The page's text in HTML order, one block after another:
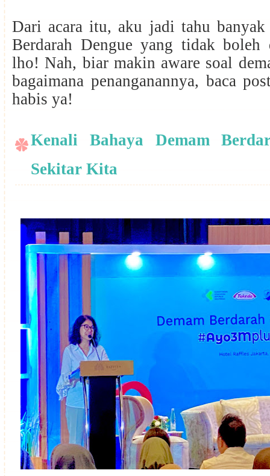
Dari acara itu, aku jadi tahu banyak
Berdarah Dengue yang tidak boleh
lho! Nah, biar makin aware soal
bagaimana penanganannya, baca
habis ya!
Kenali Bahaya Demam
Sekitar Kita